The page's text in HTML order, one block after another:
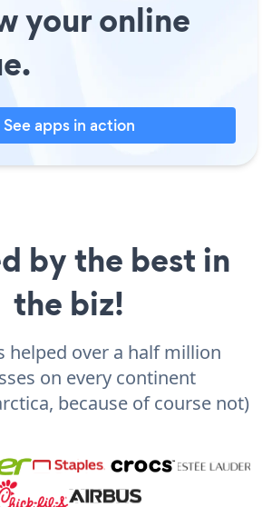
your online
See apps in action
by the best in
the biz!
helped over a half million
on every continent
because of course not)